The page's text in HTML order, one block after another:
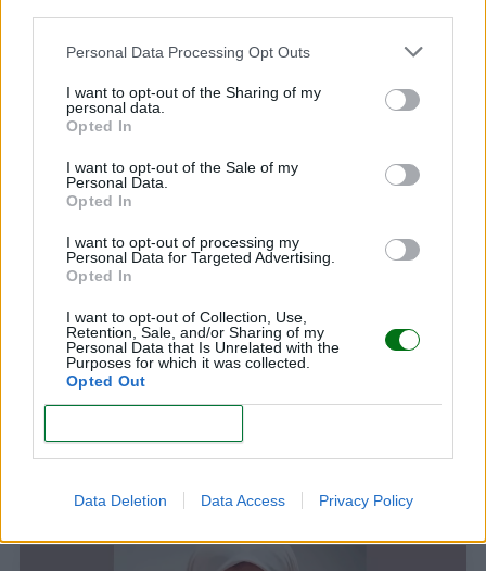
Personal Data Processing Opt Outs
I want to opt-out of the Sharing of my
personal data.
Opted In
I want to opt-out of the Sale of my
Personal Data.
Opted In
I want to opt-out of processing my
Personal Data for Targeted Advertising.
Opted In
I want to opt-out of Collection, Use,
Retention, Sale, and/or Sharing of my
Personal Data that Is Unrelated with the
Purposes for which it was collected.
Opted Out
Data Deletion Data Access Privacy Policy
"Yo solo tenía 3 años": la historia real de un niño
"Un día, tus hijos buscarán fotos contigo... Que las
encuentren": la reflexión de una mamá que te va
LEER
La hermana de Juanpa Zurita está embarazada
de nuevo
LEER
Nace una bebé de 6.4 kilos en Nueva York y su
madre no podía creerlo: “Estaba completamente